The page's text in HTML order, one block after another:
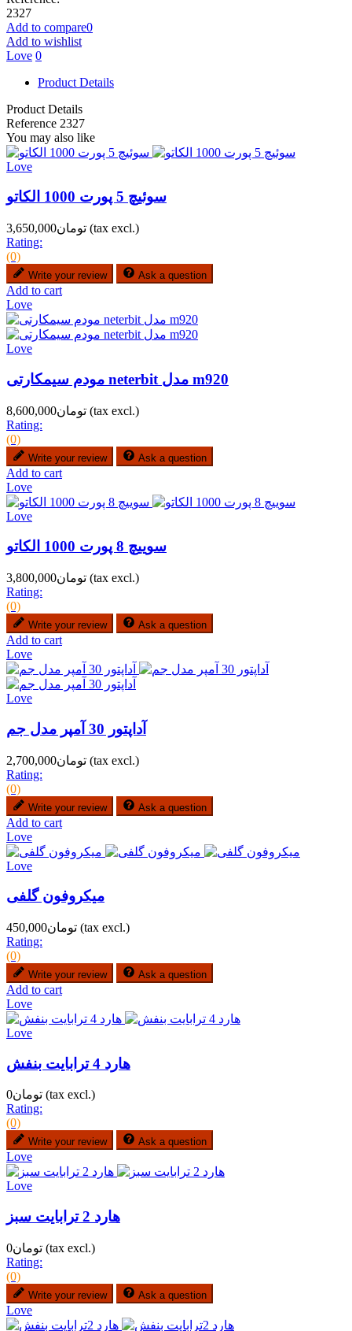
2327
Add to compare0
Add to wishlist
Love 0
Product Details
Product Details
Reference 2327
You may also like
Love
سوئیچ 5 پورت 1000 الکاتو
تومان3,650,000 (tax excl.)
Rating:
(0)
Write your review Ask a question
Add to cart
Love
Love
مودم سیمکارتی neterbit مدل m920
تومان8,600,000 (tax excl.)
Rating:
(0)
Write your review Ask a question
Add to cart
Love
Love
سوییچ 8 پورت 1000 الکاتو
تومان3,800,000 (tax excl.)
Rating:
(0)
Write your review Ask a question
Add to cart
Love
Love
آداپتور 30 آمپر مدل جم
تومان2,700,000 (tax excl.)
Rating:
(0)
Write your review Ask a question
Add to cart
Love
Love
میکروفون گلفی
تومان450,000 (tax excl.)
Rating:
(0)
Write your review Ask a question
Add to cart
Love
Love
هارد 4 ترابایت بنفش
تومان0 (tax excl.)
Rating:
(0)
Write your review Ask a question
Love
Love
هارد 2 ترابایت سبز
تومان0 (tax excl.)
Rating:
(0)
Write your review Ask a question
Love